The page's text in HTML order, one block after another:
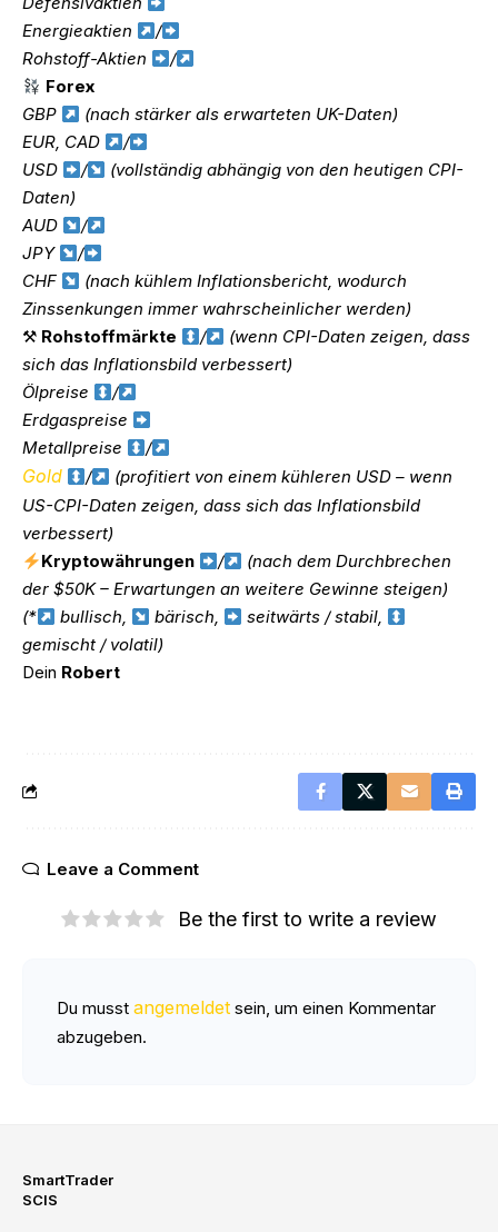
Energieaktien
/
Rohstoff-Aktien
/
Forex
GBP
(nach stärker als erwarteten UK-Daten)
EUR, CAD
/
USD
/
(vollständig abhängig von den heutigen CPI-
Daten)
AUD
/
JPY
/
CHF
(nach kühlem Inflationsbericht, wodurch
Zinssenkungen immer wahrscheinlicher werden)
⚒ Rohstoffmärkte /
(wenn CPI-Daten zeigen, dass
sich das Inflationsbild verbessert)
Ölpreise
/
Erdgaspreise
Metallpreise
/
Gold /
(profitiert von einem kühleren USD – wenn
US-CPI-Daten zeigen, dass sich das Inflationsbild
verbessert)
Kryptowährungen
/
(nach dem Durchbrechen
der $50K – Erwartungen an weitere Gewinne steigen)
(*
bullisch, bärisch,
seitwärts / stabil,
gemischt / volatil)
Dein Robert
Leave a Comment
Be the first to write a review
Du musst angemeldet sein, um einen Kommentar
abzugeben.
SmartTrader
SCIS